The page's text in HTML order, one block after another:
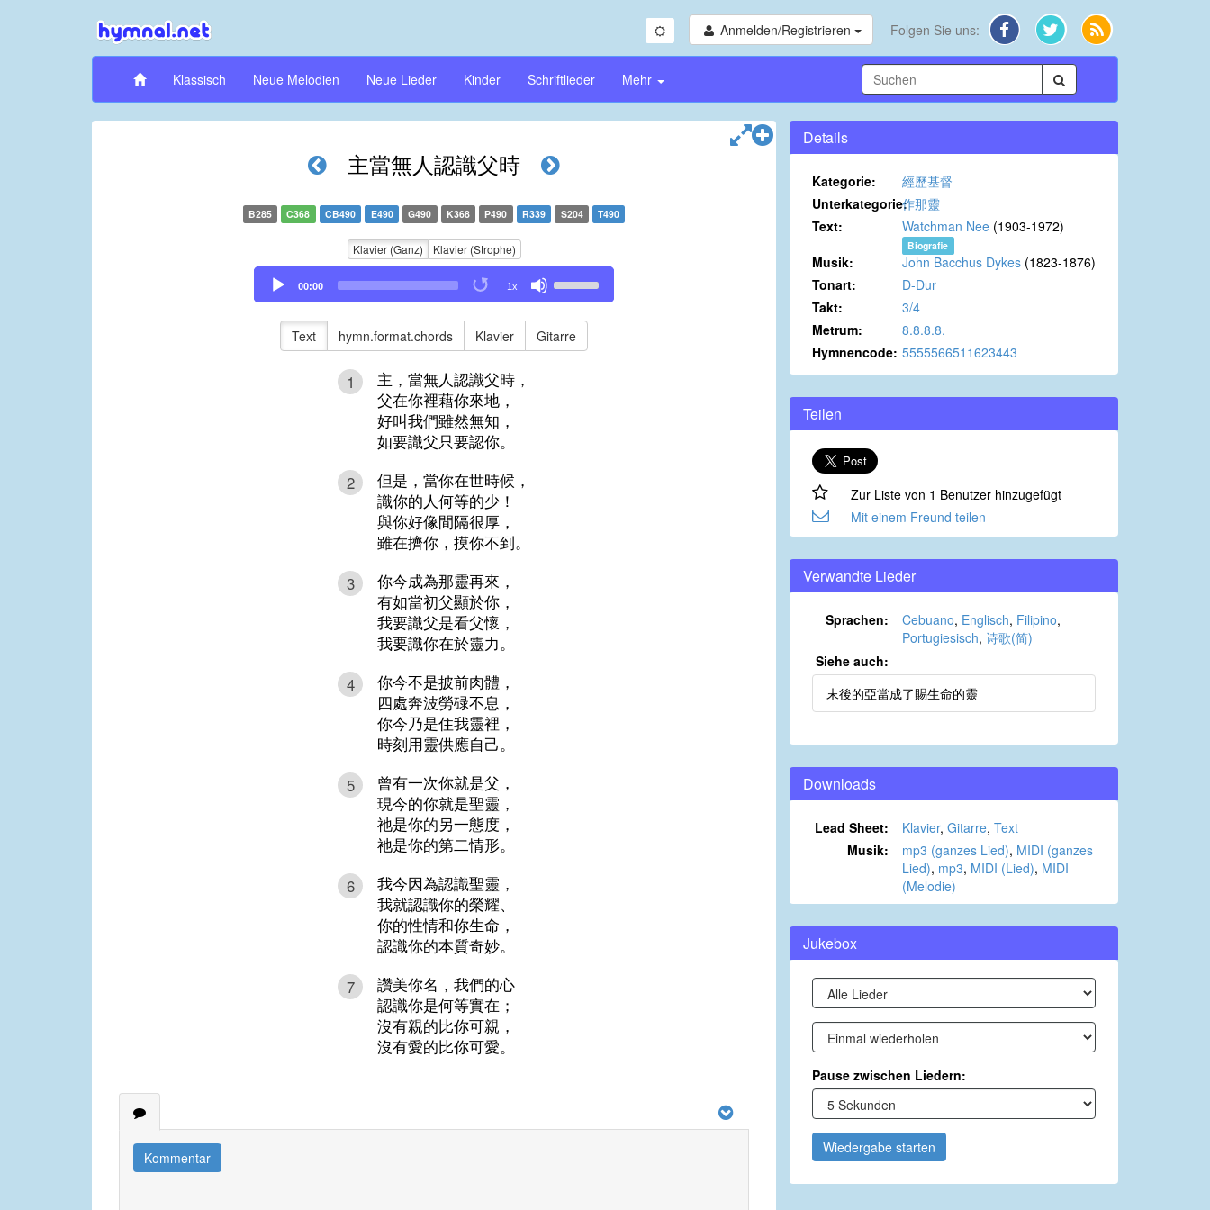
Anmelden/Registrieren Folgen Sie uns:
Klassisch Neue Melodien Neue Lieder Kinder Schriftlieder Mehr
主當無人認識父時
B285 C368 CB490 E490 G490 K368 P490 R339 S204 T490
Klavier (Ganz) Klavier (Strophe)
Audio
Player
00:00 1x
Up/Down
to
Text hymn.format.chords Klavier Gitarre
1
主，當無人認識父時，
父在你裡藉你來地，
好叫我們雖然無知，
如要識父只要認你。
2
但是，當你在世時候，
識你的人何等的少！
與你好像間隔很厚，
雖在擠你，摸你不到。
3
你今成為那靈再來，
有如當初父顯於你，
我要識父是看父懷，
我要識你在於靈力。
4
你今不是披前肉體，
四處奔波勞碌不息，
你今乃是住我靈裡，
時刻用靈供應自己。
5
曾有一次你就是父，
現今的你就是聖靈，
祂是你的另一態度，
祂是你的第二情形。
6
我今因為認識聖靈，
我就認識你的榮耀、
你的性情和你生命，
認識你的本質奇妙。
7
讚美你名，我們的心
認識你是何等實在；
沒有親的比你可親，
沒有愛的比你可愛。
Kommentar
Details
Kategorie:
經歷基督
Unterkategorie:作那靈
Text:
Watchman Nee (1903-1972)
Biografie
Musik: John Bacchus Dykes (1823-1876)
Tonart:
D-Dur
Takt:
3/4
Metrum:
8.8.8.8.
Hymnencode: 5555566511623443
Teilen
Zur Liste von 1 Benutzer hinzugefügt
Mit einem Freund teilen
Verwandte Lieder
Sprachen: Cebuano, Englisch, Filipino,
Portugiesisch, 诗歌(简)
Siehe auch:
末後的亞當成了賜⽣命的靈
Downloads
Lead Sheet: Klavier, Gitarre, Text
Musik:
mp3 (ganzes Lied), MIDI (ganzes
Lied), mp3, MIDI (Lied), MIDI
(Melodie)
Jukebox
Pause zwischen Liedern:
Wiedergabe starten